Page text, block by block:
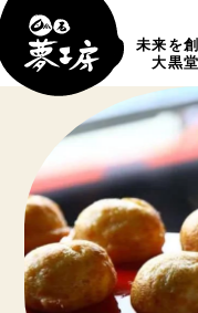
未来を
大黒